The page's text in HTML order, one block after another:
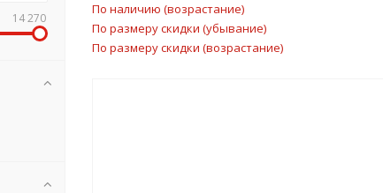
По наличию (возрастание)
По размеру скидки (убывание)
По размеру скидки (возрастание)
14 270